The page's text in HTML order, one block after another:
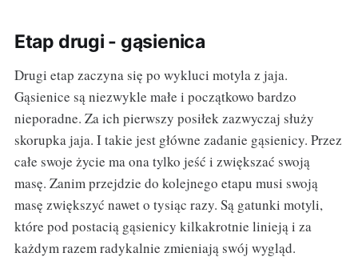
Etap drugi - gąsienica
Drugi etap zaczyna się po wykluci motyla z jaja.
Gąsienice są niezwykle małe i początkowo bardzo
nieporadne. Za ich pierwszy posiłek zazwyczaj służy
skorupka jaja. I takie jest główne zadanie gąsienicy. Przez
całe swoje życie ma ona tylko jeść i zwiększać swoją
masę. Zanim przejdzie do kolejnego etapu musi swoją
masę zwiększyć nawet o tysiąc razy. Są gatunki motyli,
które pod postacią gąsienicy kilkakrotnie linieją i za
każdym razem radykalnie zmieniają swój wygląd.